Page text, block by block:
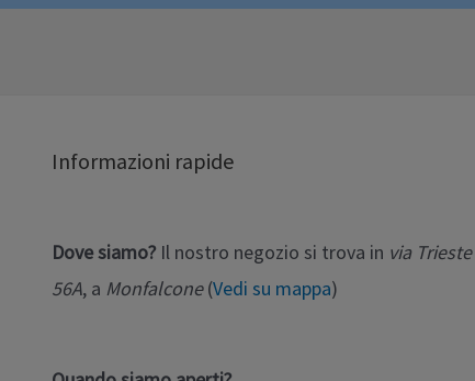
Informazioni rapide
Dove siamo? Il nostro negozio si trova in via Trieste
56A, a Monfalcone(Vedi su mappa)